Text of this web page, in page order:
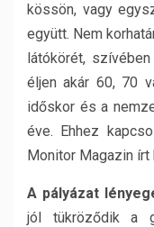
kössön, vagy
együtt. Nem
látókörét,
éljen akár 60, 70
időskor és a
éve. Ehhez
Monitor Magazin írt
A pályázat
jól tükröződik a